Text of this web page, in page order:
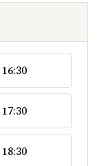
16:30
17:30
18:30